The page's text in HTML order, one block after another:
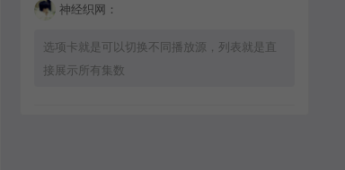
神经织网：
选项卡就是可以切换不同播放源，列表就是直
接展示所有集数